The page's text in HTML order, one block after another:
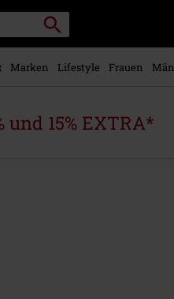
Packstation
suchen
Marken Lifestyle Frauen
und 15% EXTRA*